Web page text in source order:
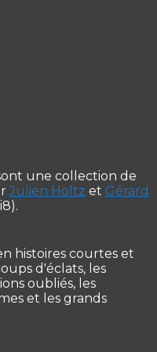
une collection de
Julien Holtz et Gérard
histoires courtes et
d'éclats, les
oubliés, les
et les grands